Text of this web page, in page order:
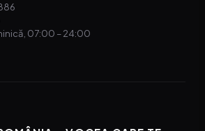
07:00 – 24:00